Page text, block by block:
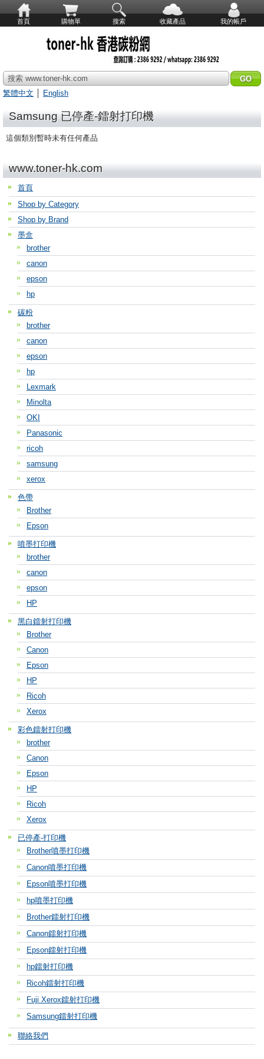
首頁 購物單 搜索 收藏產品 我的帳戶
搜索 www.toner-hk.com
繁體中文
English
Samsung 已停產-鐳射打印機
這個類別暫時未有任何產品
www.toner-hk.com
首頁
Shop by Category
Shop by Brand
墨盒
brother
canon
epson
hp
碳粉
brother
canon
epson
hp
Lexmark
Minolta
OKI
Panasonic
ricoh
samsung
xerox
色帶
Brother
Epson
噴墨打印機
brother
canon
epson
HP
黑白鐳射打印機
Brother
Canon
Epson
HP
Ricoh
Xerox
彩色鐳射打印機
brother
Canon
Epson
HP
Ricoh
Xerox
已停產-打印機
Brother噴墨打印機
Canon噴墨打印機
Epson噴墨打印機
hp噴墨打印機
Brother鐳射打印機
Canon鐳射打印機
Epson鐳射打印機
hp鐳射打印機
Ricoh鐳射打印機
Fuji Xerox鐳射打印機
Samsung鐳射打印機
聯絡我們